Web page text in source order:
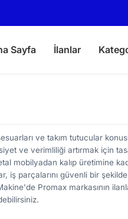
Sayfa İlanlar
ve takım tutucular
ve verimliliği artırmak için
mobilyadan kalıp üretimine
parçalarını güvenli bir
Promax markasının